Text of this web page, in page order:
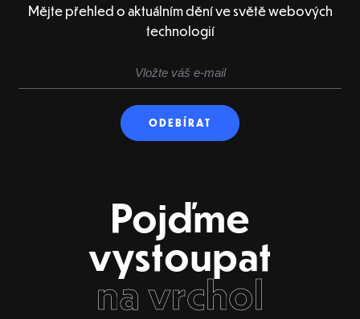
Mějte přehled o aktuálním dění ve světě webových
technologií
Pojďme
vystoupat
na vrchol